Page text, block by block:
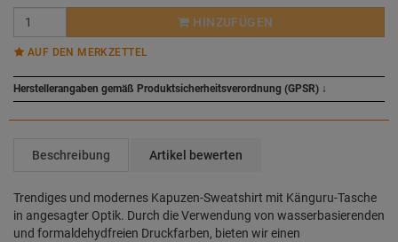
HINZUFÜGEN
AUF DEN MERKZETTEL
Herstellerangaben gemäß Produktsicherheitsverordnung (GPSR) ↓
Beschreibung Artikel bewerten
Trendiges und modernes Kapuzen-Sweatshirt mit Känguru-Tasche
in angesagter Optik. Durch die Verwendung von wasserbasierenden
und formaldehydfreien Druckfarben, bieten wir einen